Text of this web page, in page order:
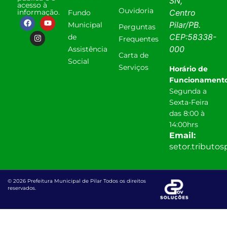
acesso à
informação.
Fundo
Municipal
de
Assistência
Social
Ouvidoria
Perguntas
Frequentes
Carta de
Serviços
Centro
Pilar/PB.
CEP:58338-
000
Horário de
Segunda a
Sexta-Feira
das 8:00 à
14:00hrs
Email:
© 2026 Prefeitura Municipal de Pilar Todos os direitos
reservados.